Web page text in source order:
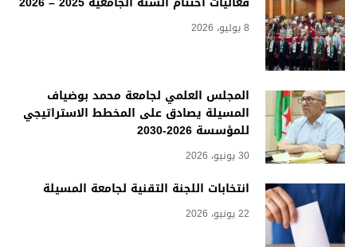
8 يوليو، 2026
المجلس العلمي لجامعة محمد بوضياف
المسيلة يصادق على المخطط الاستراتيجي
للمؤسسة 2026-2030
30 يونيو، 2026
انتخابات اللجنة التقنية لجامعة المسيلة
22 يونيو، 2026